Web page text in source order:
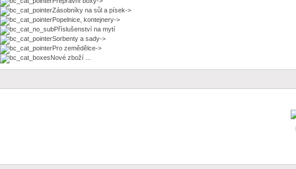
Zásobníky na sůl a písek->
Popelnice, kontejnery->
Příslušenství na mytí
Sorbenty a sady->
Pro zemědělce->
Nové zboží ...